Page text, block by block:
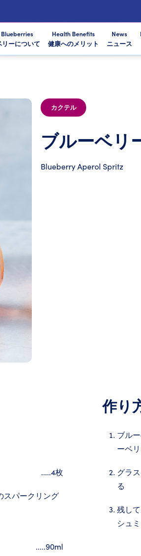
リーについて
Health Benefits
健康へのメリット
News
ニュース
カクテル
ブルーベリ
Blueberry Aperol Spritz
.....4枚
スパークリング
.....90ml
作り
ブル
ーベ
グラ
る
残し
シュ